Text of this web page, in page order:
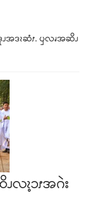
ၪအဒၩဆံၭ. ၦလၧအဆိၪ
လၩ့ၥၭအဂဲး